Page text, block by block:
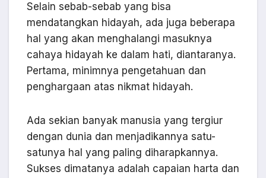
Selain sebab-sebab yang bisa
mendatangkan hidayah, ada juga beberapa
hal yang akan menghalangi masuknya
cahaya hidayah ke dalam hati, diantaranya.
Pertama, minimnya pengetahuan dan
penghargaan atas nikmat hidayah.
Ada sekian banyak manusia yang tergiur
dengan dunia dan menjadikannya satu-
satunya hal yang paling diharapkannya.
Sukses dimatanya adalah capaian harta dan